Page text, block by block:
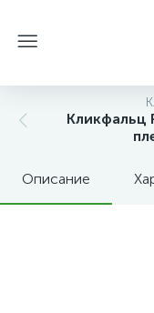
Кликфальц
Описание